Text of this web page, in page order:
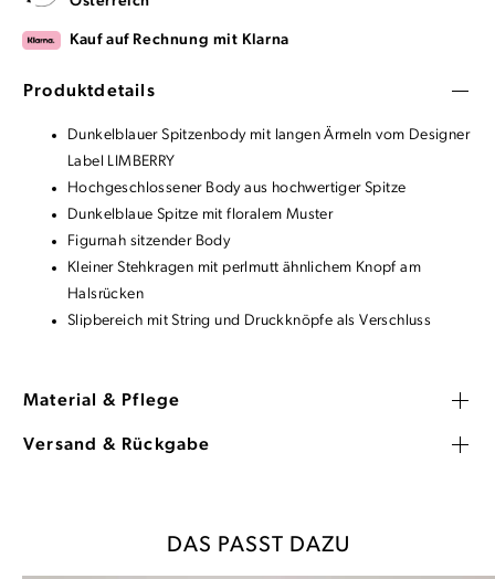
Kauf auf Rechnung mit Klarna
Produktdetails
Dunkelblauer Spitzenbody mit langen Ärmeln vom Designer
Label LIMBERRY
Hochgeschlossener Body aus hochwertiger Spitze
Dunkelblaue Spitze mit floralem Muster
Figurnah sitzender Body
Kleiner Stehkragen mit perlmutt ähnlichem Knopf am
Halsrücken
Slipbereich mit String und Druckknöpfe als Verschluss
Material & Pflege
Versand & Rückgabe
DAS PASST DAZU